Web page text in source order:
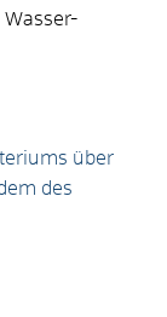
über
des